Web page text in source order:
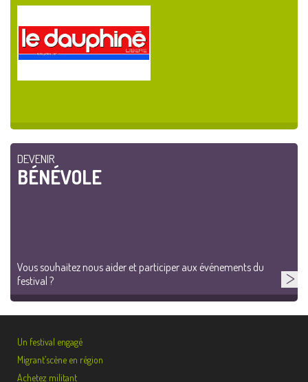
DEVENIR
BÉNÉVOLE
Vous souhaitez nous aider et participer aux événements du
festival ?
Un festival engagé
Migrant’scène en région
Achetez militant